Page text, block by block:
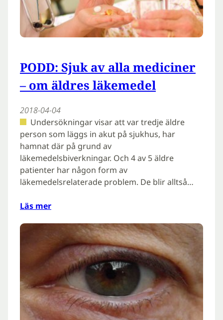
PODD: Sjuk av alla mediciner
– om äldres läkemedel
2018-04-04
Undersökningar visar att var tredje äldre
person som läggs in akut på sjukhus, har
hamnat där på grund av
läkemedelsbiverkningar. Och 4 av 5 äldre
patienter har någon form av
läkemedelsrelaterade problem. De blir alltså…
Läs mer